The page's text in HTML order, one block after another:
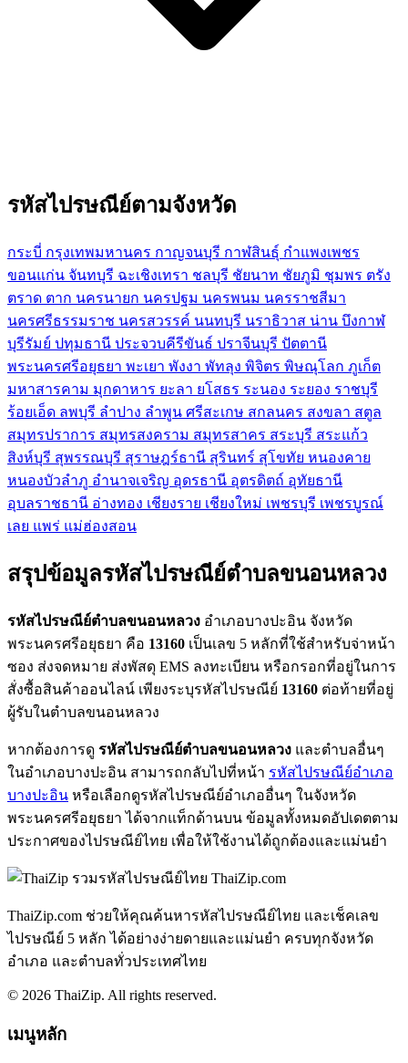
รหัสไปรษณีย์ตามจังหวัด
กระบี่ กรุงเทพมหานคร กาญจนบุรี กาฬสินธุ์ กำแพงเพชร
ขอนแก่น จันทบุรี ฉะเชิงเทรา ชลบุรี ชัยนาท ชัยภูมิ ชุมพร ตรัง
ตราด ตาก นครนายก นครปฐม นครพนม นครราชสีมา
นครศรีธรรมราช นครสวรรค์ นนทบุรี นราธิวาส น่าน บึงกาฬ
บุรีรัมย์ ปทุมธานี ประจวบคีรีขันธ์ ปราจีนบุรี ปัตตานี
พระนครศรีอยุธยา พะเยา พังงา พัทลุง พิจิตร พิษณุโลก ภูเก็ต
มหาสารคาม มุกดาหาร ยะลา ยโสธร ระนอง ระยอง ราชบุรี
ร้อยเอ็ด ลพบุรี ลำปาง ลำพูน ศรีสะเกษ สกลนคร สงขลา สตูล
สมุทรปราการ สมุทรสงคราม สมุทรสาคร สระบุรี สระแก้ว
สิงห์บุรี สุพรรณบุรี สุราษฎร์ธานี สุรินทร์ สุโขทัย หนองคาย
หนองบัวลำภู อำนาจเจริญ อุดรธานี อุตรดิตถ์ อุทัยธานี
อุบลราชธานี อ่างทอง เชียงราย เชียงใหม่ เพชรบุรี เพชรบูรณ์
เลย แพร่ แม่ฮ่องสอน
สรุปข้อมูลรหัสไปรษณีย์ตำบลขนอนหลวง
รหัสไปรษณีย์ตำบลขนอนหลวง อำเภอบางปะอิน จังหวัด
พระนครศรีอยุธยา คือ 13160 เป็นเลข 5 หลักที่ใช้สำหรับจ่าหน้า
ซอง ส่งจดหมาย ส่งพัสดุ EMS ลงทะเบียน หรือกรอกที่อยู่ในการ
สั่งซื้อสินค้าออนไลน์ เพียงระบุรหัสไปรษณีย์ 13160 ต่อท้ายที่อยู่
ผู้รับในตำบลขนอนหลวง
หากต้องการดู รหัสไปรษณีย์ตำบลขนอนหลวง และตำบลอื่นๆ
ในอำเภอบางปะอิน สามารถกลับไปที่หน้า รหัสไปรษณีย์อำเภอ
บางปะอิน หรือเลือกดูรหัสไปรษณีย์อำเภออื่นๆ ในจังหวัด
พระนครศรีอยุธยา ได้จากแท็กด้านบน ข้อมูลทั้งหมดอัปเดตตาม
ประกาศของไปรษณีย์ไทย เพื่อให้ใช้งานได้ถูกต้องและแม่นยำ
ThaiZip.com
ThaiZip.com ช่วยให้คุณค้นหารหัสไปรษณีย์ไทย และเช็คเลข
ไปรษณีย์ 5 หลัก ได้อย่างง่ายดายและแม่นยำ ครบทุกจังหวัด
อำเภอ และตำบลทั่วประเทศไทย
© 2026 ThaiZip. All rights reserved.
เมนูหลัก